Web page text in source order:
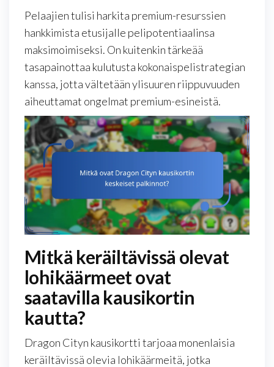
Pelaajien tulisi harkita premium-resurssien
hankkimista etusijalle pelipotentiaalinsa
maksimoimiseksi. On kuitenkin tärkeää
tasapainottaa kulutusta kokonaispelistrategian
kanssa, jotta vältetään ylisuuren riippuvuuden
aiheuttamat ongelmat premium-esineistä.
Mitkä keräiltävissä olevat
lohikäärmeet ovat
saatavilla kausikortin
kautta?
Dragon Cityn kausikortti tarjoaa monenlaisia
keräiltävissä olevia lohikäärmeitä, jotka